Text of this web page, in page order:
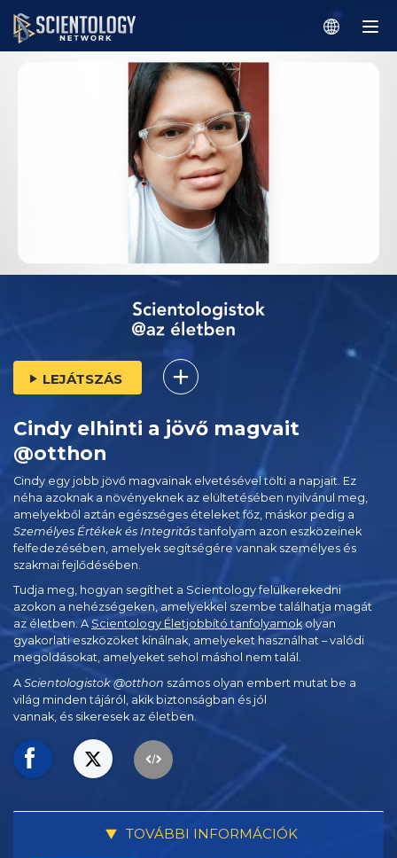
LEJÁTSZÁS
Cindy elhinti a jövő magvait
@otthon
Cindy egy jobb jövő magvainak elvetésével tölti a napjait. Ez
néha azoknak a növényeknek az elültetésében nyilvánul meg,
amelyekből aztán egészséges ételeket főz, máskor pedig a
Személyes Értékek és Integritástanfolyam azon eszközeinek
felfedezésében, amelyek segítségére vannak személyes és
szakmai fejlődésében.
Tudja meg, hogyan segíthet a Scientology felülkerekedni
azokon a nehézségeken, amelyekkel szembe találhatja magát
az életben. A Scientology Életjobbító tanfolyamokolyan
gyakorlati eszközöket kínálnak, amelyeket használhat – valódi
megoldásokat, amelyeket sehol máshol nem talál.
A Scientologistok @otthon számos olyan embert mutat be a
világ minden tájáról, akik biztonságban és jól
vannak, és sikeresek az életben.
TOVÁBBI INFORMÁCIÓK